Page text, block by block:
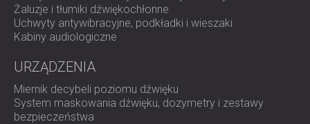
Żaluzje i tłumiki dźwiękochłonne
Uchwyty antywibracyjne, podkładki i wieszaki
Kabiny audiologiczne
URZĄDZENIA
Miernik decybeli poziomu dźwięku
System maskowania dźwięku, dozymetry i zestawy
bezpieczeństwa